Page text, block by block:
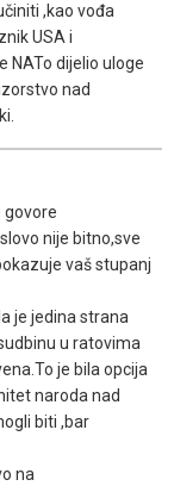
,kao vođa
USA i
NATo dijelio uloge
nad
govore
nije bitno,sve
vaš stupanj
je jedina strana
u ratovima
je bila opcija
naroda nad
biti ,bar
na